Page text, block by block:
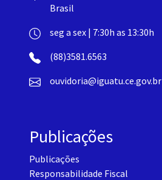
Brasil
seg a sex | 7:30h as 13:30h
(88)3581.6563
ouvidoria@iguatu.ce.gov.br
Publicações
Publicações
Responsabilidade Fiscal